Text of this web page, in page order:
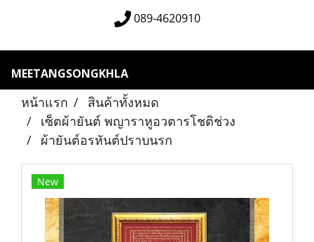
089-4620910
MEETANGSONGKHLA
หน้าแรก
สินค้าทั้งหมด
เซ็ตผ้ายันต์ พญาราหูอวตารโชติช่วง
ผ้ายันต์อรหันต์ปราบนรก
New